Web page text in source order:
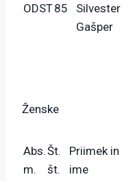
ODST85
Silvester
Gašper
Ženske
Abs.
m.
Št.
št.
Priimek in
ime